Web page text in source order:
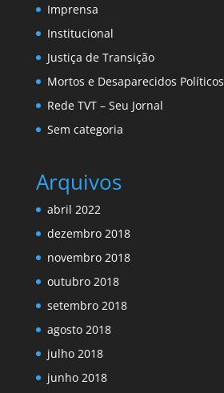
Imprensa
Institucional
Justiça de Transição
Mortos e Desaparecidos Políticos
Rede TVT – Seu Jornal
Sem categoria
Arquivos
abril 2022
dezembro 2018
novembro 2018
outubro 2018
setembro 2018
agosto 2018
julho 2018
junho 2018